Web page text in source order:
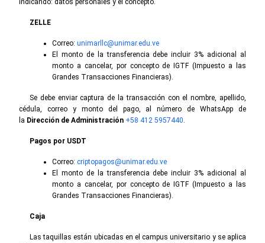
indicando: datos personales y el concepto.
ZELLE
Correo: unimarllc@unimar.edu.ve
El monto de la transferencia debe incluir 3% adicional al
monto a cancelar, por concepto de IGTF (Impuesto a las
Grandes Transacciones Financieras).
Se debe enviar captura de la transacción con el nombre, apellido,
cédula, correo y monto del pago, al número de WhatsApp de
la Dirección de Administración +58 412 5957440.
Pagos por USDT
Correo: criptopagos@unimar.edu.ve
El monto de la transferencia debe incluir 3% adicional al
monto a cancelar, por concepto de IGTF (Impuesto a las
Grandes Transacciones Financieras).
Caja
Las taquillas están ubicadas en el campus universitario y se aplica